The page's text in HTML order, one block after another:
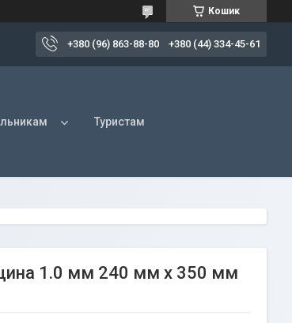
Кошик
+380 (96) 863-88-80 +380 (44) 334-45-61
Туристам
1.0 мм 240 мм х 350 мм